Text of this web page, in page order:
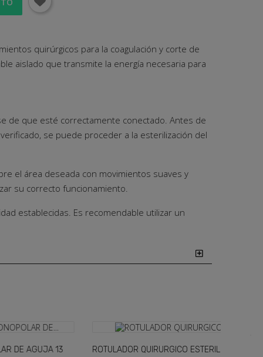
quirúrgicos para la coagulación y corte de
aislado que transmite la energía necesaria para
de que esté correctamente conectado. Antes de
se puede proceder a la esterilización del
el área deseada con movimientos suaves y
su correcto funcionamiento.
establecidas. Es recomendable utilizar un
13
ROTULADOR QUIRURGICO ESTERIL PUNTA